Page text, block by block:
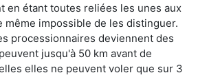
en étant toutes reliées les unes aux
même impossible de les distinguer.
processionnaires deviennent des
jusqu'à 50 km avant de
elles ne peuvent voler que sur 3